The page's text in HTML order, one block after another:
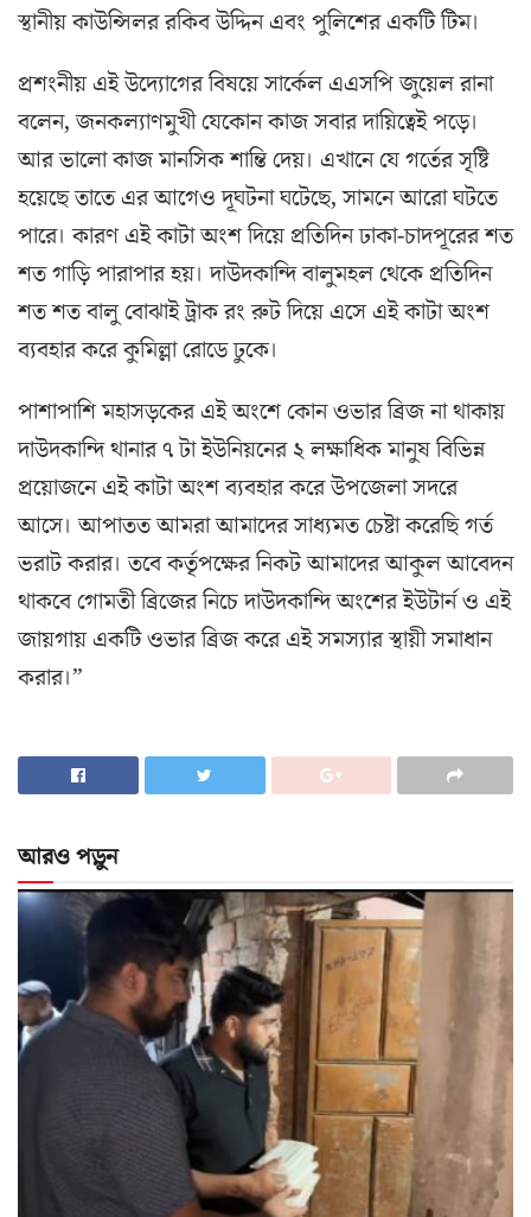
স্থানীয় কাউন্সিলর রকিব উদ্দিন এবং পুলিশের একটি টিম।
প্রশংনীয় এই উদ্যোগের বিষয়ে সার্কেল এএসপি জুয়েল রানা
বলেন, জনকল্যাণমুখী যেকোন কাজ সবার দায়িত্বেই পড়ে।
আর ভালো কাজ মানসিক শান্তি দেয়। এখানে যে গর্তের সৃষ্টি
হয়েছে তাতে এর আগেও দূঘটনা ঘটেছে, সামনে আরো ঘটতে
পারে। কারণ এই কাটা অংশ দিয়ে প্রতিদিন ঢাকা-চাদপূরের শত
শত গাড়ি পারাপার হয়। দাউদকান্দি বালুমহল থেকে প্রতিদিন
শত শত বালু বোঝাই ট্রাক রং রুট দিয়ে এসে এই কাটা অংশ
ব্যবহার করে কুমিল্লা রোডে ঢুকে।
পাশাপাশি মহাসড়কের এই অংশে কোন ওভার ব্রিজ না থাকায়
দাউদকান্দি থানার ৭ টা ইউনিয়নের ২ লক্ষাধিক মানুষ বিভিন্ন
প্রয়োজনে এই কাটা অংশ ব্যবহার করে উপজেলা সদরে
আসে। আপাতত আমরা আমাদের সাধ্যমত চেষ্টা করেছি গর্ত
ভরাট করার। তবে কর্তৃপক্ষের নিকট আমাদের আকুল আবেদন
থাকবে গোমতী ব্রিজের নিচে দাউদকান্দি অংশের ইউটার্ন ও এই
জায়গায় একটি ওভার ব্রিজ করে এই সমস্যার স্থায়ী সমাধান
করার।”
আরও পড়ুন